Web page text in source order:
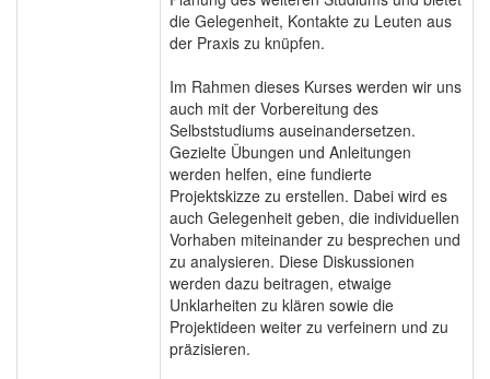
die Gelegenheit, Kontakte zu Leuten aus
der Praxis zu knüpfen.
Im Rahmen dieses Kurses werden wir uns
auch mit der Vorbereitung des
Selbststudiums auseinandersetzen.
Gezielte Übungen und Anleitungen
werden helfen, eine fundierte
Projektskizze zu erstellen. Dabei wird es
auch Gelegenheit geben, die individuellen
Vorhaben miteinander zu besprechen und
zu analysieren. Diese Diskussionen
werden dazu beitragen, etwaige
Unklarheiten zu klären sowie die
Projektideen weiter zu verfeinern und zu
präzisieren.